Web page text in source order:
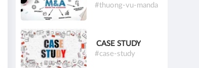
#thuong-vu-manda
CASE STUDY
#case-study